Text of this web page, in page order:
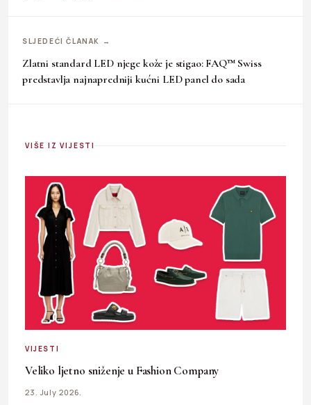
SLJEDEĆI ČLANAK →
Zlatni standard LED njege kože je stigao: FAQ™ Swiss
predstavlja najnapredniji kućni LED panel do sada
VIŠE IZ VIJESTI
VIJESTI
Veliko ljetno sniženje u Fashion Company
23. July 2026.